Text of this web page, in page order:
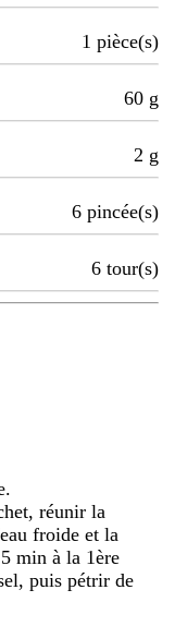
1 pièce(s)
60 g
2 g
6 pincée(s)
6 tour(s)
réunir la
froide et la
min à la 1ère
puis pétrir de